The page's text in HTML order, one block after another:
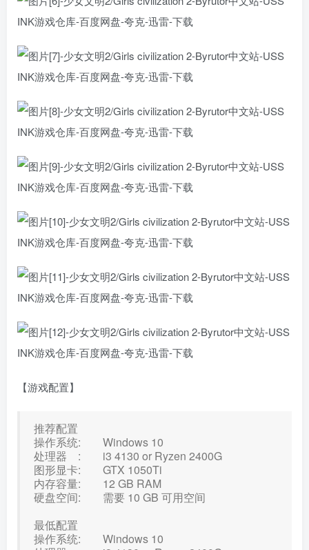
【游戏配置】
推荐配置
操作系统: Windows 10
处理器 : i3 4130 or Ryzen 2400G
图形显卡: GTX 1050Ti
内存容量: 12 GB RAM
硬盘空间: 需要 10 GB 可用空间
最低配置
操作系统: Windows 10